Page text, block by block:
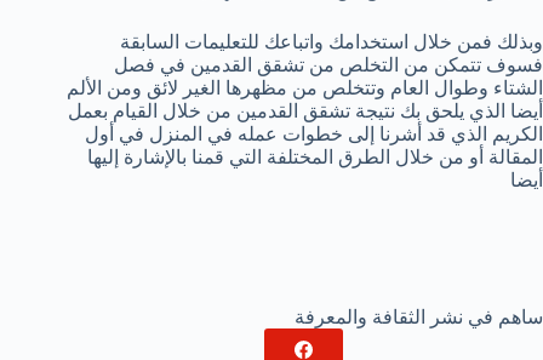
وبذلك فمن خلال استخدامك واتباعك للتعليمات السابقة
فسوف تتمكن من التخلص من تشقق القدمين في فصل
الشتاء وطوال العام وتتخلص من مظهرها الغير لائق ومن الألم
أيضا الذي يلحق بك نتيجة تشقق القدمين من خلال القيام بعمل
الكريم الذي قد أشرنا إلى خطوات عمله في المنزل في أول
المقالة أو من خلال الطرق المختلفة التي قمنا بالإشارة إليها
أيضا
ساهم في نشر الثقافة والمعرفة